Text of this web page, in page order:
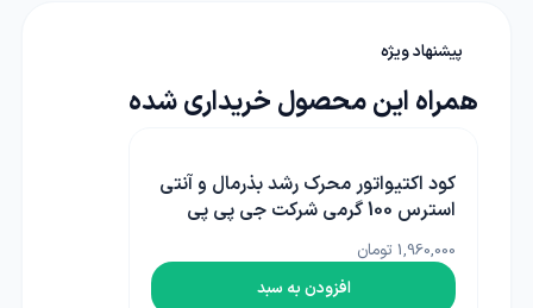
پیشنهاد ویژه
همراه این محصول خریداری شده
کود اکتیواتور محرک رشد بذرمال و آنتی
استرس 100 گرمی شرکت جی پی پی
1,960,000 تومان
افزودن به سبد